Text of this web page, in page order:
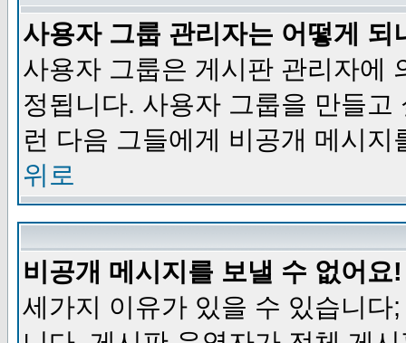
사용자 그룹 관리자는 어떻게 되
사용자 그룹은 게시판 관리자에
정됩니다. 사용자 그룹을 만들
런 다음 그들에게 비공개 메시지
위로
비공개 메시지를 보낼 수 없어요!
세가지 이유가 있을 수 있습니